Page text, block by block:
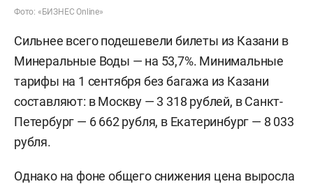
Фото: «БИЗНЕС Online»
Сильнее всего подешевели билеты из Казани в
Минеральные Воды — на 53,7%. Минимальные
тарифы на 1 сентября без багажа из Казани
составляют: в Москву — 3 318 рублей, в Санкт-
Петербург — 6 662 рубля, в Екатеринбург — 8 033
рубля.
Однако на фоне общего снижения цена выросла